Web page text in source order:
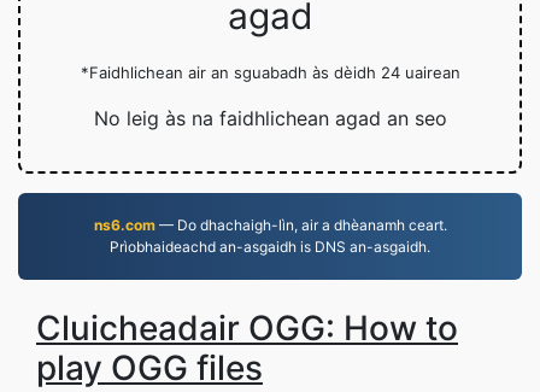
agad
*Faidhlichean air an sguabadh às dèidh 24 uairean
No leig às na faidhlichean agad an seo
ns6.com— Do dhachaigh-lìn, air a dhèanamh ceart.
Prìobhaideachd an-asgaidh is DNS an-asgaidh.
Cluicheadair OGG: How to
play OGG files